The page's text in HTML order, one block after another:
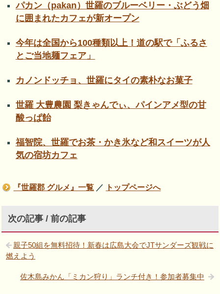
パカン（pakan）世羅のブルーベリー・ぶどう畑
に囲まれたカフェが新オープン
今年は全国から100種類以上！道の駅で「ふるさ
とご当地麺フェア」
カノンドッチョ、世羅にタイの素朴なお菓子
世羅 大豊農園 梨きゃんでぃ、パインアメ型の甘
酸っぱ飴
福智院、世羅でお茶・かき氷など和スイーツが人
気の宿坊カフェ
『世羅郡 グルメ』一覧 ／ トップページへ
次の記事 / 前の記事
親子50組を無料招待！新春は広島大会でJTサンダーズ観戦に
燃えよう
佐木島みかん「ミカン狩り」ランチ付き！参加者募集中